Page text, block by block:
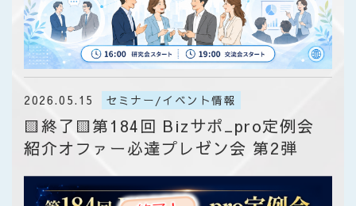
2026.05.15 セミナー/イベント情報
🟨終了🟨第184回 Bizサポ_pro定例会
紹介オファー必達プレゼン会 第2弾